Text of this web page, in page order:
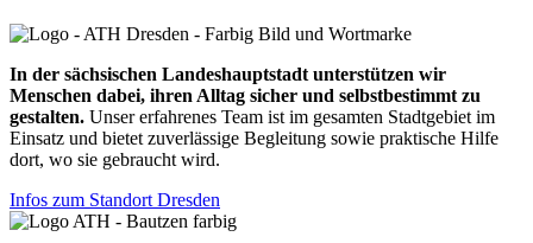
In der sächsischen Landeshauptstadt unterstützen wir
Menschen dabei, ihren Alltag sicher und selbstbestimmt zu
gestalten. Unser erfahrenes Team ist im gesamten Stadtgebiet im
Einsatz und bietet zuverlässige Begleitung sowie praktische Hilfe
dort, wo sie gebraucht wird.
Infos zum Standort Dresden